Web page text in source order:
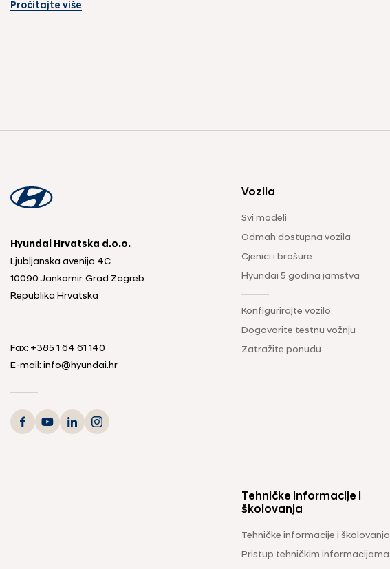
Pročitajte više
Hyundai Hrvatska d.o.o.
Ljubljanska avenija 4C
10090 Jankomir, Grad Zagreb
Republika Hrvatska
Fax: +385 1 64 61 140
E-mail: info@hyundai.hr
Vozila
Svi modeli
Odmah dostupna vozila
Cjenici i brošure
Hyundai 5 godina jamstva
Konfigurirajte vozilo
Dogovorite testnu vožnju
Zatražite ponudu
Tehničke informacije i
školovanja
Tehničke informacije i školovanja
Pristup tehničkim informacijama